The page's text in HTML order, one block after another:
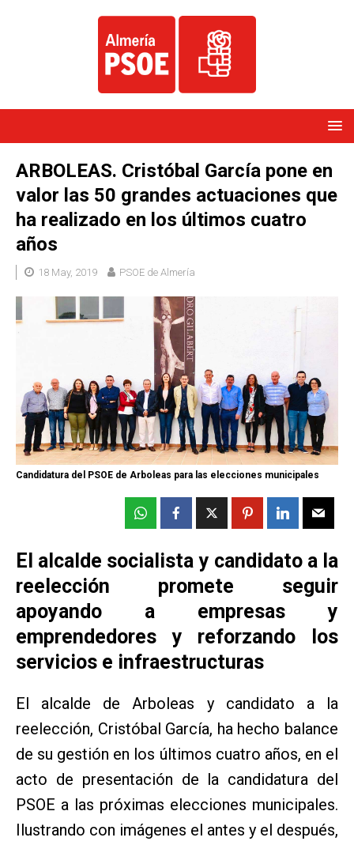
ARBOLEAS. Cristóbal García pone en
valor las 50 grandes actuaciones que
ha realizado en los últimos cuatro
años
18 May, 2019 PSOE de Almería
Candidatura del PSOE de Arboleas para las elecciones municipales
El alcalde socialista y candidato a la
reelección promete seguir
apoyando a empresas y
emprendedores y reforzando los
servicios e infraestructuras
El alcalde de Arboleas y candidato a la
reelección, Cristóbal García, ha hecho balance
de su gestión en los últimos cuatro años, en el
acto de presentación de la candidatura del
PSOE a las próximas elecciones municipales.
Ilustrando con imágenes el antes y el después,